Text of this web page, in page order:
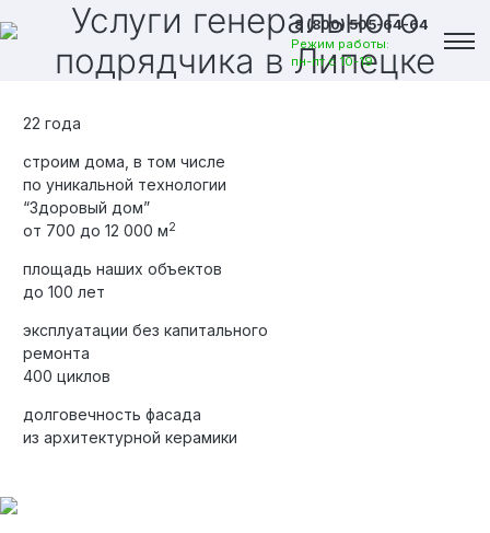
8 (800) 505-64-64
Режим работы:
пн-пт с 10-19
Услуги генерального
подрядчика в Липецке
22 года
строим дома, в том числе
по уникальной технологии
“Здоровый дом”
от 700 до 12 000 м2
площадь наших объектов
до 100 лет
эксплуатации без капитального
ремонта
400 циклов
долговечность фасада
из архитектурной керамики